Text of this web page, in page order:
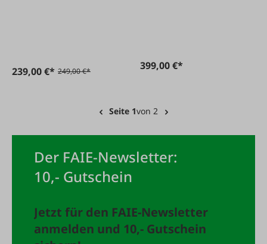
239,00 €* 249,00 €* 399,00 €*
Seite 1von 2
Der FAIE-Newsletter:
10,- Gutschein
Jetzt für den FAIE-Newsletter
anmelden und 10,- Gutschein